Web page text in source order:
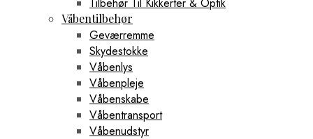
Våbentilbehør
Geværremme
Skydestokke
Våbenlys
Våbenpleje
Våbenskabe
Våbentransport
Våbenudstyr